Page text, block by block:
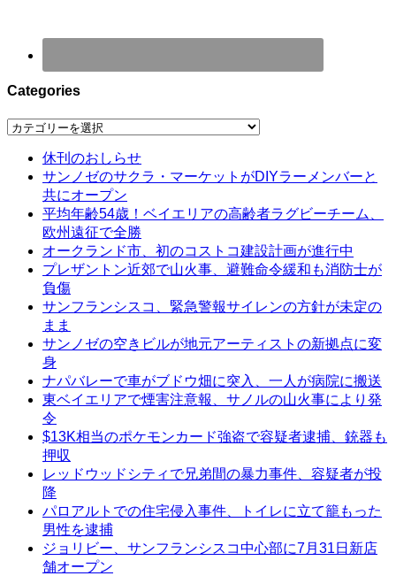
Categories
Categories
休刊のおしらせ
サンノゼのサクラ・マーケットがDIYラーメンバーと
共にオープン
平均年齢54歳！ベイエリアの高齢者ラグビーチーム、
欧州遠征で全勝
オークランド市、初のコストコ建設計画が進行中
プレザントン近郊で山火事、避難命令緩和も消防士が
負傷
サンフランシスコ、緊急警報サイレンの方針が未定の
まま
サンノゼの空きビルが地元アーティストの新拠点に変
身
ナパバレーで車がブドウ畑に突入、一人が病院に搬送
東ベイエリアで煙害注意報、サノルの山火事により発
令
$13K相当のポケモンカード強盗で容疑者逮捕、銃器も
押収
レッドウッドシティで兄弟間の暴力事件、容疑者が投
降
パロアルトでの住宅侵入事件、トイレに立て籠もった
男性を逮捕
ジョリビー、サンフランシスコ中心部に7月31日新店
舗オープン